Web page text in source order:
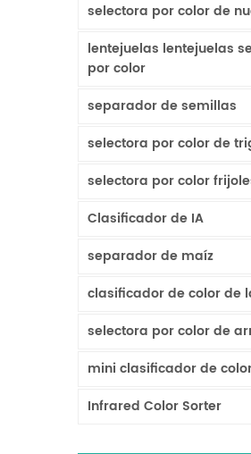
selectora por color de
lentejuelas lentejuelas
por color
separador de semillas
selectora por color de
selectora por color
Clasificador de IA
separador de maíz
clasificador de color de
selectora por color de
mini clasificador de
Infrared Color Sorter